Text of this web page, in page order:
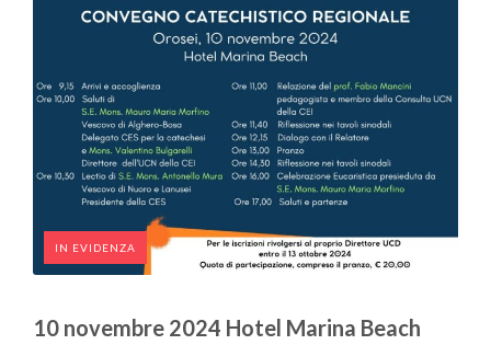
IN EVIDENZA
10 novembre 2024 Hotel Marina Beach